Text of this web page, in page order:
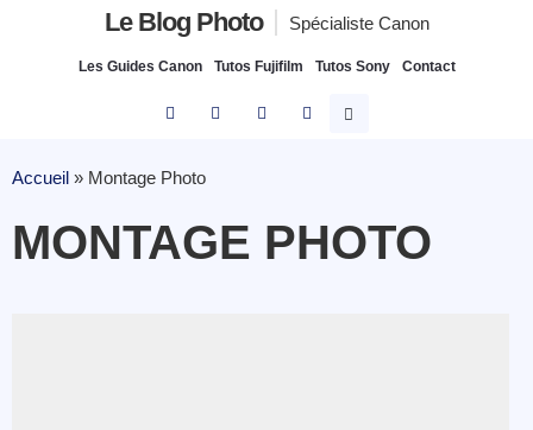
Le Blog Photo Spécialiste Canon
Les Guides Canon Tutos Fujifilm Tutos Sony Contact
Accueil » Montage Photo
MONTAGE PHOTO